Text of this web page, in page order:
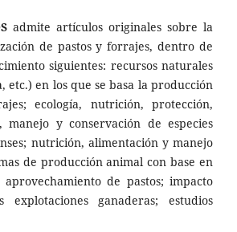
admite artículos originales sobre la
de pastos y forrajes, dentro de
siguientes: recursos naturales
etc.) en los que se basa la producción
ecología, nutrición, protección,
manejo y conservación de especies
nutrición, alimentación y manejo
de producción animal con base en
de pastos; impacto
ganaderas; estudios